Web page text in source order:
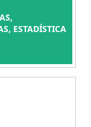
ESTADÍSTICA